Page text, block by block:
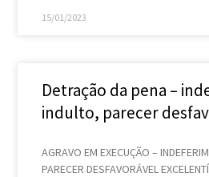
15/01/2023
Detração da pena –
indulto, parecer
AGRAVO EM EXECUÇÃO –
PARECER DESFAVORÁVEL